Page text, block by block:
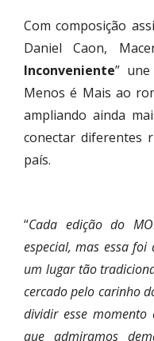
Com composição
Daniel Caon,
Inconveniente”
Menos é Mais ao
ampliando ainda
conectar diferentes
país.
“Cada edição do
especial, mas essa foi
um lugar tão
cercado pelo carinho
dividir esse
que admiramos